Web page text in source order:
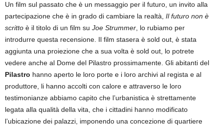
Un film sul passato che è un messaggio per il futuro, un invito alla
partecipazione che è in grado di cambiare la realtà, Il futuro non è
scritto è il titolo di un film su Joe Strummer, lo rubiamo per
introdurre questa recensione. Il film stasera è sold out, è stata
aggiunta una proiezione che a sua volta è sold out, lo potrete
vedere anche al Dome del Pilastro prossimamente. Gli abitanti del
Pilastro hanno aperto le loro porte e i loro archivi al regista e al
produttore, li hanno accolti con calore e attraverso le loro
testimonianze abbiamo capito che l’urbanistica è strettamente
legata alla qualità della vita, che i cittadini hanno modificato
l’ubicazione dei palazzi, imponendo una concezione di quartiere